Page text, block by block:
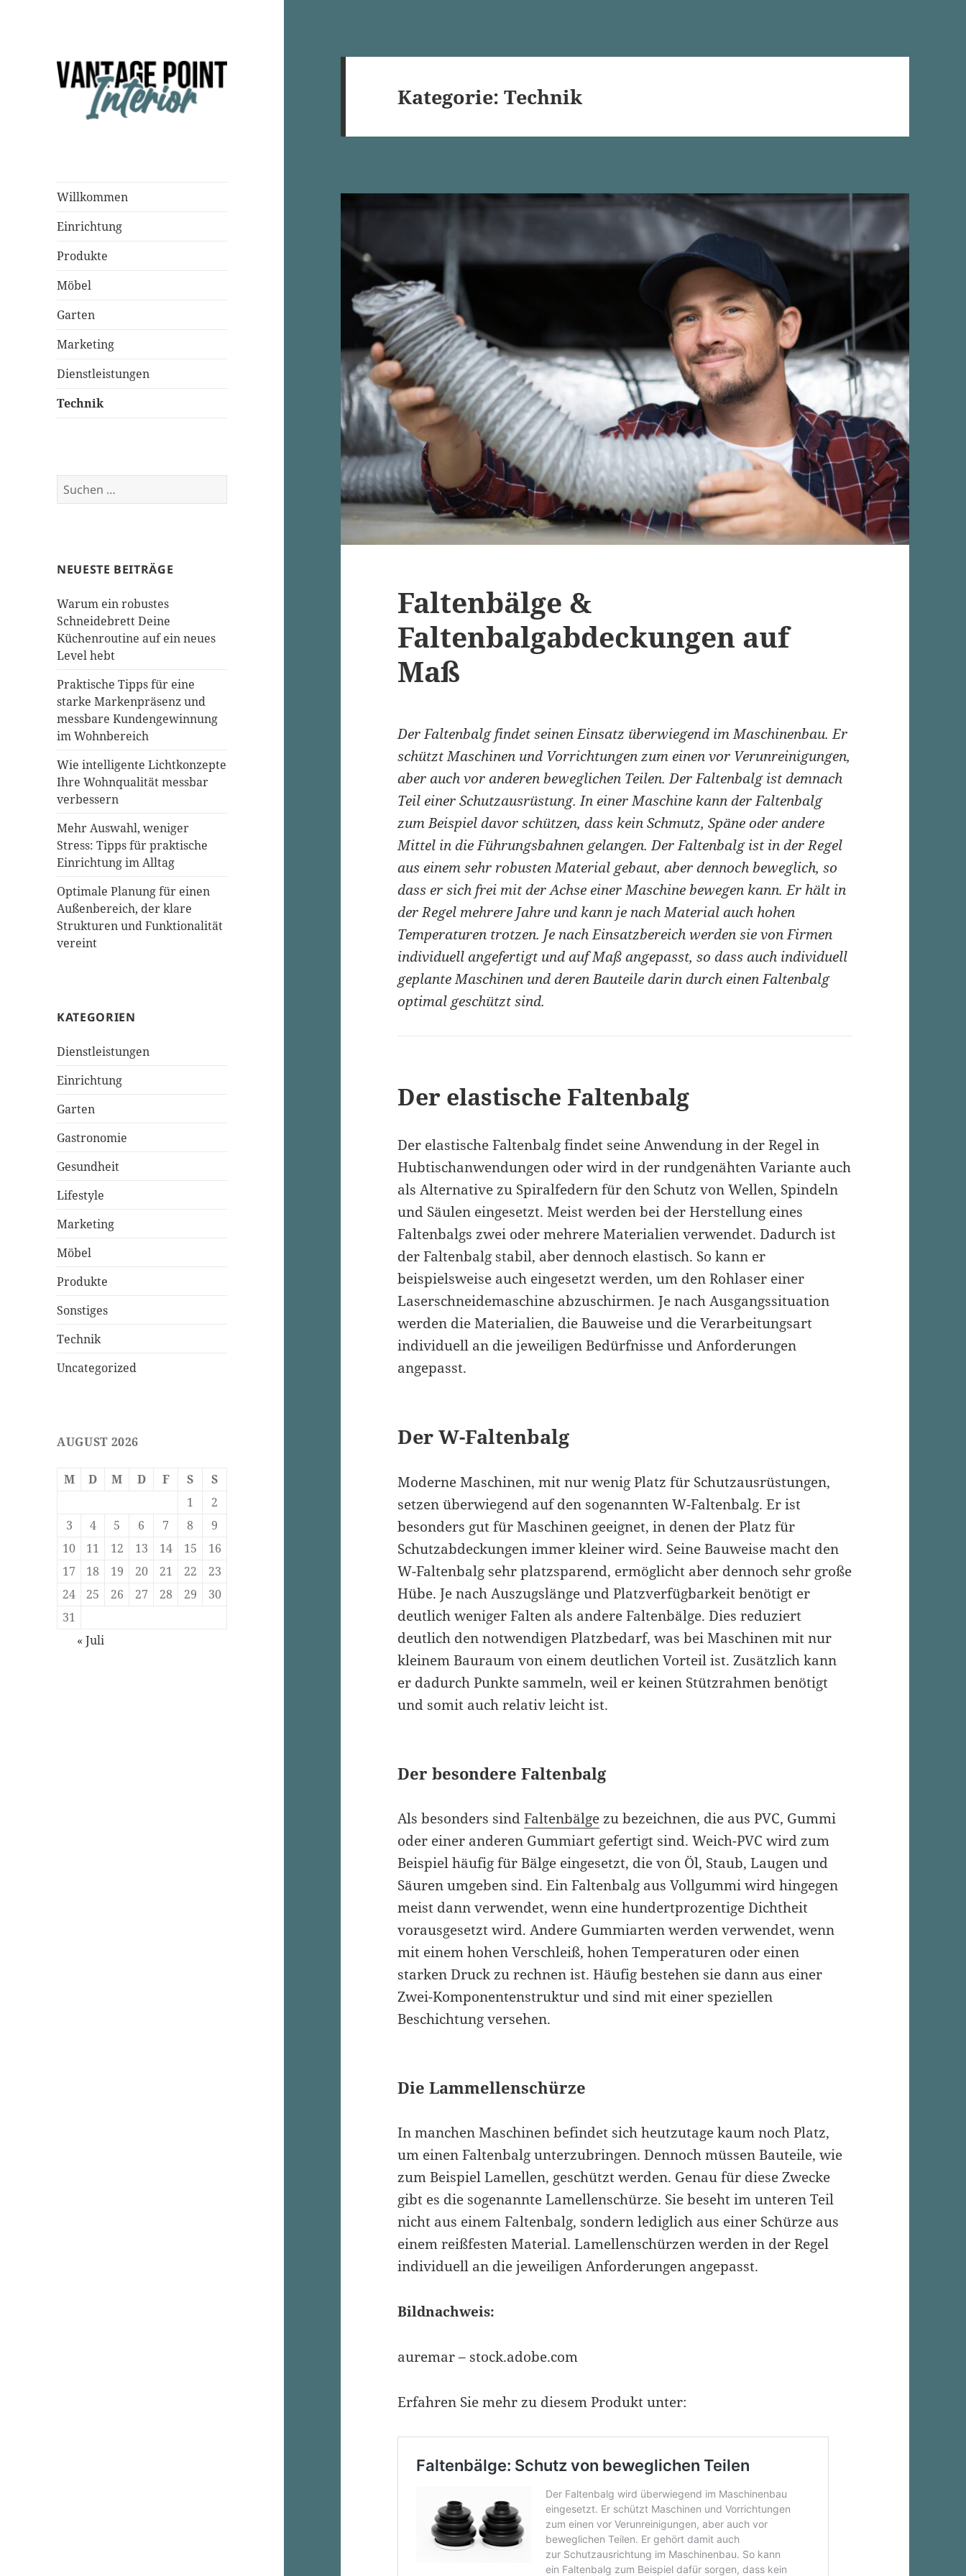
Willkommen
Einrichtung
Produkte
Möbel
Garten
Marketing
Dienstleistungen
Technik
Suchen
nach:
NEUESTE BEITRÄGE
Warum ein robustes
Schneidebrett Deine
Küchenroutine auf ein neues
Level hebt
Praktische Tipps für eine
starke Markenpräsenz und
messbare Kundengewinnung
im Wohnbereich
Wie intelligente Lichtkonzepte
Ihre Wohnqualität messbar
verbessern
Mehr Auswahl, weniger
Stress: Tipps für praktische
Einrichtung im Alltag
Optimale Planung für einen
Außenbereich, der klare
Strukturen und Funktionalität
vereint
KATEGORIEN
Dienstleistungen
Einrichtung
Garten
Gastronomie
Gesundheit
Lifestyle
Marketing
Möbel
Produkte
Sonstiges
Technik
Uncategorized
AUGUST 2026
M D M D F S
S
1
2
3
4 5 6 7 8
9
10
11 12 13 14 15
16
17
18 19 20 21 22
23
24
25 26 27 28 29
30
31
« Juli
Kategorie:Technik
Faltenbälge &
Faltenbalgabdeckungen auf
Maß
Der Faltenbalg findet seinen Einsatz überwiegend im Maschinenbau. Er
schützt Maschinen und Vorrichtungen zum einen vor Verunreinigungen,
aber auch vor anderen beweglichen Teilen. Der Faltenbalg ist demnach
Teil einer Schutzausrüstung. In einer Maschine kann der Faltenbalg
zum Beispiel davor schützen, dass kein Schmutz, Späne oder andere
Mittel in die Führungsbahnen gelangen. Der Faltenbalg ist in der Regel
aus einem sehr robusten Material gebaut, aber dennoch beweglich, so
dass er sich frei mit der Achse einer Maschine bewegen kann. Er hält in
der Regel mehrere Jahre und kann je nach Material auch hohen
Temperaturen trotzen. Je nach Einsatzbereich werden sie von Firmen
individuell angefertigt und auf Maß angepasst, so dass auch individuell
geplante Maschinen und deren Bauteile darin durch einen Faltenbalg
optimal geschützt sind.
Der elastische Faltenbalg
Der elastische Faltenbalg findet seine Anwendung in der Regel in
Hubtischanwendungen oder wird in der rundgenähten Variante auch
als Alternative zu Spiralfedern für den Schutz von Wellen, Spindeln
und Säulen eingesetzt. Meist werden bei der Herstellung eines
Faltenbalgs zwei oder mehrere Materialien verwendet. Dadurch ist
der Faltenbalg stabil, aber dennoch elastisch. So kann er
beispielsweise auch eingesetzt werden, um den Rohlaser einer
Laserschneidemaschine abzuschirmen. Je nach Ausgangssituation
werden die Materialien, die Bauweise und die Verarbeitungsart
individuell an die jeweiligen Bedürfnisse und Anforderungen
angepasst.
Der W-Faltenbalg
Moderne Maschinen, mit nur wenig Platz für Schutzausrüstungen,
setzen überwiegend auf den sogenannten W-Faltenbalg. Er ist
besonders gut für Maschinen geeignet, in denen der Platz für
Schutzabdeckungen immer kleiner wird. Seine Bauweise macht den
W-Faltenbalg sehr platzsparend, ermöglicht aber dennoch sehr große
Hübe. Je nach Auszugslänge und Platzverfügbarkeit benötigt er
deutlich weniger Falten als andere Faltenbälge. Dies reduziert
deutlich den notwendigen Platzbedarf, was bei Maschinen mit nur
kleinem Bauraum von einem deutlichen Vorteil ist. Zusätzlich kann
er dadurch Punkte sammeln, weil er keinen Stützrahmen benötigt
und somit auch relativ leicht ist.
Der besondere Faltenbalg
Als besonders sindFaltenbälgezu bezeichnen, die aus PVC, Gummi
oder einer anderen Gummiart gefertigt sind. Weich-PVC wird zum
Beispiel häufig für Bälge eingesetzt, die von Öl, Staub, Laugen und
Säuren umgeben sind. Ein Faltenbalg aus Vollgummi wird hingegen
meist dann verwendet, wenn eine hundertprozentige Dichtheit
vorausgesetzt wird. Andere Gummiarten werden verwendet, wenn
mit einem hohen Verschleiß, hohen Temperaturen oder einen
starken Druck zu rechnen ist. Häufig bestehen sie dann aus einer
Zwei-Komponentenstruktur und sind mit einer speziellen
Beschichtung versehen.
Die Lammellenschürze
In manchen Maschinen befindet sich heutzutage kaum noch Platz,
um einen Faltenbalg unterzubringen. Dennoch müssen Bauteile, wie
zum Beispiel Lamellen, geschützt werden. Genau für diese Zwecke
gibt es die sogenannte Lamellenschürze. Sie beseht im unteren Teil
nicht aus einem Faltenbalg, sondern lediglich aus einer Schürze aus
einem reißfesten Material. Lamellenschürzen werden in der Regel
individuell an die jeweiligen Anforderungen angepasst.
Bildnachweis:
auremar – stock.adobe.com
Erfahren Sie mehr zu diesem Produkt unter: